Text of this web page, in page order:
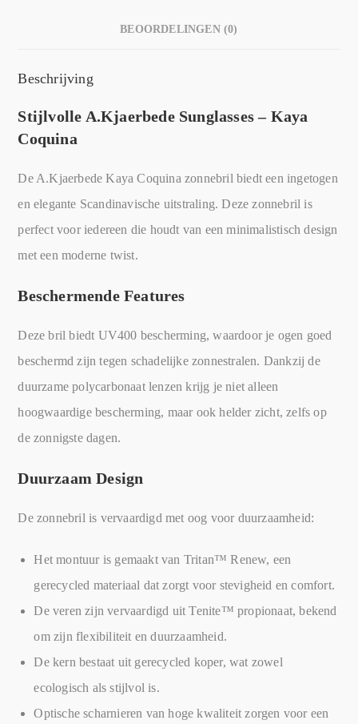
BEOORDELINGEN (0)
Beschrijving
Stijlvolle A.Kjaerbede Sunglasses – Kaya
Coquina
De A.Kjaerbede Kaya Coquina zonnebril biedt een ingetogen
en elegante Scandinavische uitstraling. Deze zonnebril is
perfect voor iedereen die houdt van een minimalistisch design
met een moderne twist.
Beschermende Features
Deze bril biedt UV400 bescherming, waardoor je ogen goed
beschermd zijn tegen schadelijke zonnestralen. Dankzij de
duurzame polycarbonaat lenzen krijg je niet alleen
hoogwaardige bescherming, maar ook helder zicht, zelfs op
de zonnigste dagen.
Duurzaam Design
De zonnebril is vervaardigd met oog voor duurzaamheid:
Het montuur is gemaakt van Tritan™ Renew, een
gerecycled materiaal dat zorgt voor stevigheid en comfort.
De veren zijn vervaardigd uit Tenite™ propionaat, bekend
om zijn flexibiliteit en duurzaamheid.
De kern bestaat uit gerecycled koper, wat zowel
ecologisch als stijlvol is.
Optische scharnieren van hoge kwaliteit zorgen voor een